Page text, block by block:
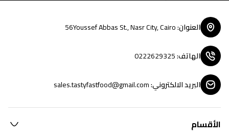
العنوان:
56Youssef Abbas St., Nasr City, Cairo
الهاتف:
0222629325
البريد الالكتروني:
sales.tastyfastfood@gmail.com
الأقسام